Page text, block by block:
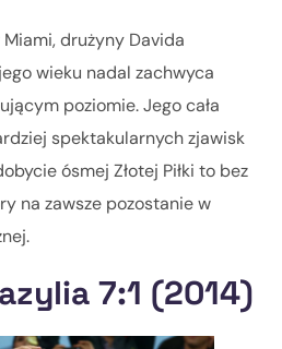
Miami, drużyny Davida
wieku nadal zachwyca
poziomie. Jego cała
spektakularnych zjawisk
ósmej Złotej Piłki to bez
na zawsze pozostanie w
7:1 (2014)